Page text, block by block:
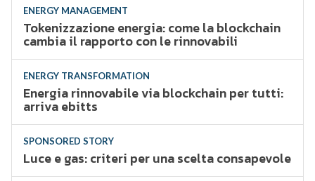
ENERGY MANAGEMENT
Tokenizzazione energia: come la blockchain
cambia il rapporto con le rinnovabili
ENERGY TRANSFORMATION
Energia rinnovabile via blockchain per tutti:
arriva ebitts
SPONSORED STORY
Luce e gas: criteri per una scelta consapevole